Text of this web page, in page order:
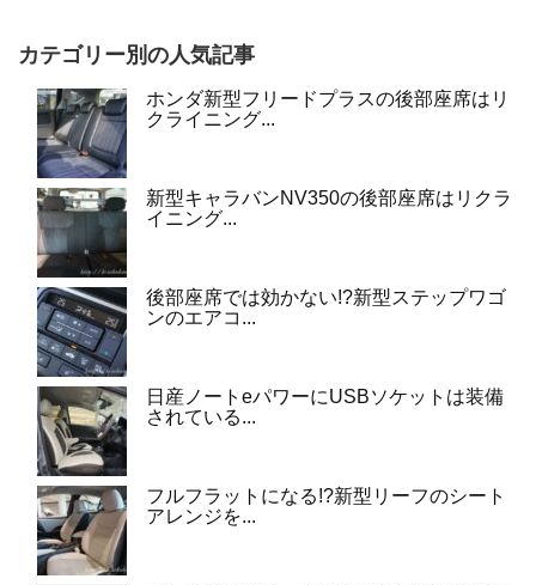
カテゴリー別の人気記事
ホンダ新型フリードプラスの後部座席はリ
クライニング...
新型キャラバンNV350の後部座席はリクラ
イニング...
後部座席では効かない!?新型ステップワゴ
ンのエアコ...
日産ノートeパワーにUSBソケットは装備
されている...
フルフラットになる!?新型リーフのシート
アレンジを...